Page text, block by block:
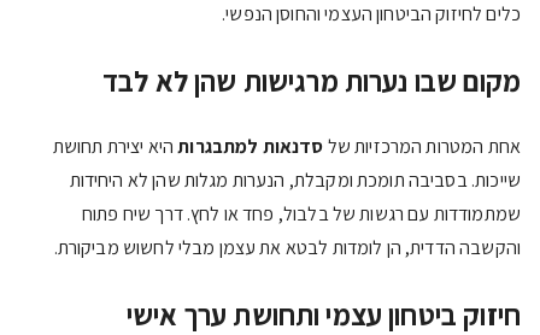
כלים לחיזוק הביטחון העצמי והחוסן הנפשי.
מקום שבו נערות מרגישות שהן לא לבד
אחת המטרות המרכזיות שלסדנאות למתבגרותהיא יצירת תחושת
שייכות. בסביבה תומכת ומקבלת, הנערות מגלות שהן לא היחידות
שמתמודדות עם רגשות של בלבול, פחד או לחץ. דרך שיח פתוח
והקשבה הדדית, הן לומדות לבטא את עצמן מבלי לחשוש מביקורת.
חיזוק ביטחון עצמי ותחושת ערך אישי